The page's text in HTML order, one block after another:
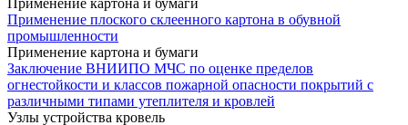
Применение плоского склеенного картона в обувной
промышленности
Применение картона и бумаги
Заключение ВНИИПО МЧС по оценке пределов
огнестойкости и классов пожарной опасности покрытий с
различными типами утеплителя и кровлей
Узлы устройства кровель